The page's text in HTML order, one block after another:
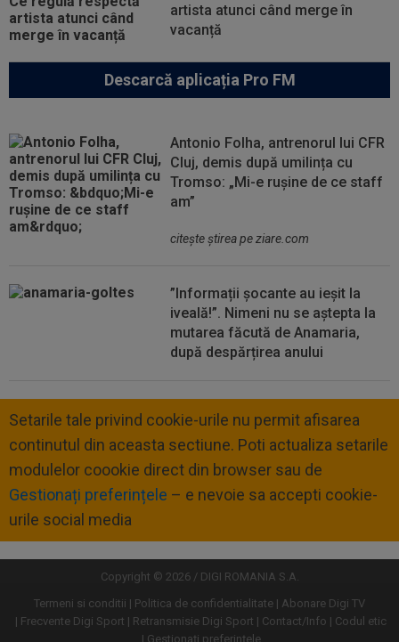
artista atunci când merge în
vacanță
Descarcă aplicația Pro FM
Antonio Folha, antrenorul lui CFR
Cluj, demis după umilința cu
Tromso: „Mi-e rușine de ce staff
am”
citeşte ştirea pe ziare.com
”Informații șocante au ieșit la
iveală!”. Nimeni nu se aștepta la
mutarea făcută de Anamaria,
după despărțirea anului
Setarile tale privind cookie-urile nu permit afisarea
continutul din aceasta sectiune. Poti actualiza setarile
modulelor coookie direct din browser sau de
Gestionați preferințele – e nevoie sa accepti cookie-
urile social media
Copyright © 2026 / DIGI ROMANIA S.A.
Termeni si conditii
Politica de confidentialitate
Abonare Digi TV
Frecvente Digi Sport
Retransmisie Digi Sport Contact/Info
Codul etic
Gestionați preferințele